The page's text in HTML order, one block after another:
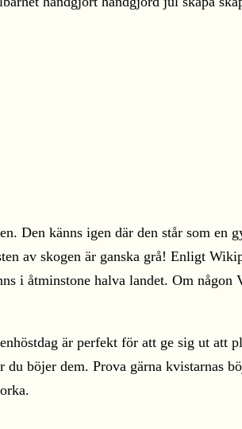
Den känns igen där den står som
av skogen är ganska grå! Enligt
i åtminstone halva landet. Om
är perfekt för att ge sig ut att
böjer dem. Prova gärna kvistarnas